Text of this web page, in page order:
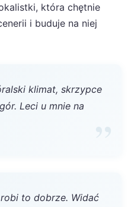
która chętnie
i buduje na niej
klimat, skrzypce
Leci u mnie na
to dobrze. Widać